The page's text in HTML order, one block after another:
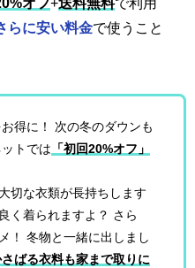
オフ+送料無料で利用
らに安い料金で使うこと
得に！ 次の冬のダウンも
トでは 「初回20%オフ」
切な衣類が長持ちします
く着られますよ？ さら
！ 冬物と一緒に出しまし
ばる衣料も家まで取りに